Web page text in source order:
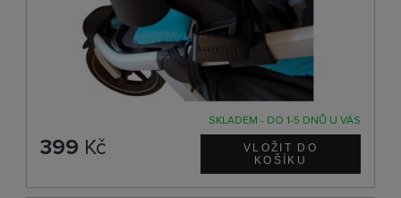
SKLADEM - DO 1-5 DNŮ U VÁS
399 Kč